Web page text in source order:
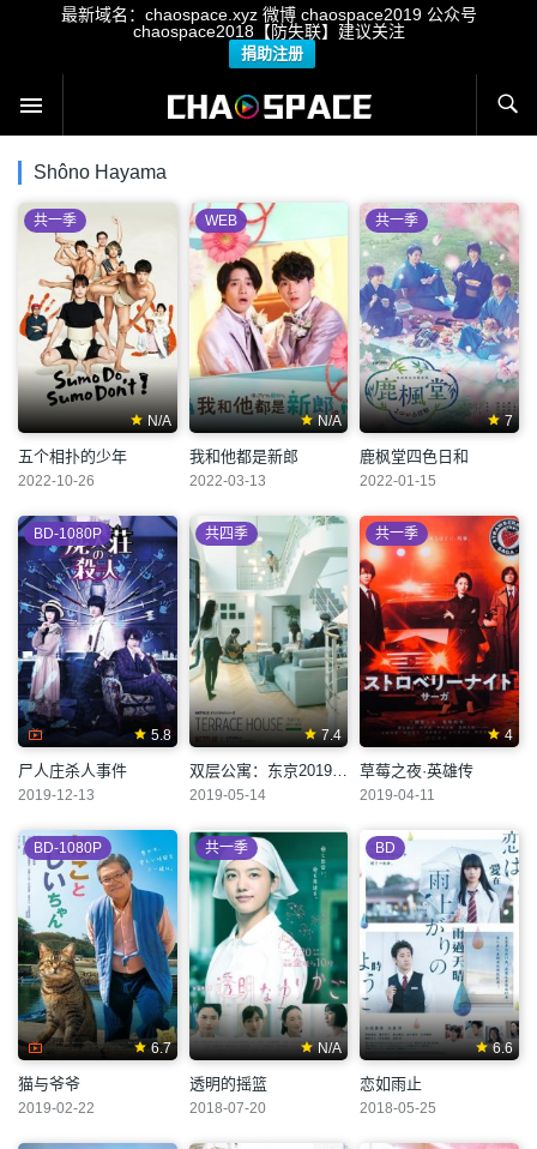
最新域名：chaospace.xyz 微博 chaospace2019 公众号
chaospace2018【防失联】建议关注
捐助注册
Shôno Hayama
N/A
共一季
五个相扑的少年
2022-10-26
N/A
WEB
我和他都是新郎
2022-03-13
7
共一季
鹿枫堂四色日和
2022-01-15
5.8
BD-1080P
尸人庄杀人事件
2019-12-13
7.4
共四季
双层公寓：东京2019-2020
2019-05-14
4
共一季
草莓之夜·英雄传
2019-04-11
6.7
BD-1080P
猫与爷爷
2019-02-22
N/A
共一季
透明的摇篮
2018-07-20
6.6
BD
恋如雨止
2018-05-25